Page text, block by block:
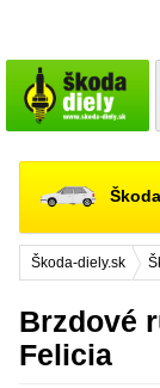
Škoda-diely.sk
Brzdové
Felicia